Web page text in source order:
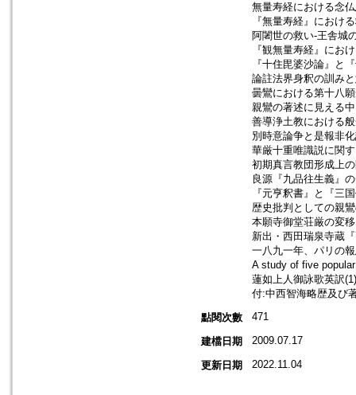
無量寿経における念
『無量寿経』におけ
阿闍世の救い-王舎城
『観無量寿経』にお
『十住毘婆沙論』と
論註法界身釈の訓み
曇鸞における第十八
親鸞の著述に見える
善導浄土教における
別時意論争と是報非
華厳十重唯識説に関
初期真言教団形成上
良源『九品往生義』
『元亨釈書』と『三
歴史批判としての親
本願寺御堂荘厳の変
新出・西田瑞泉寺蔵
一八九一年、パリの
A study of five
蓮如上人御詠歌英訳
付:中西智海略歴及び
點閱次數
471
建檔日期 2009.07.17
更新日期 2022.11.04